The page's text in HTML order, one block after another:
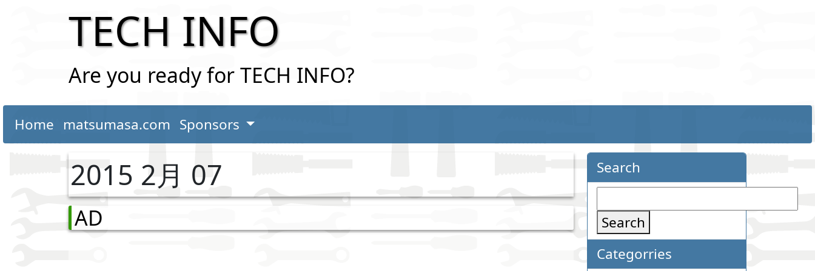
TECH INFO
Are you ready for TECH INFO?
Home matsumasa.com Sponsors
2015 2月 07
AD
Search
Search
Categorries